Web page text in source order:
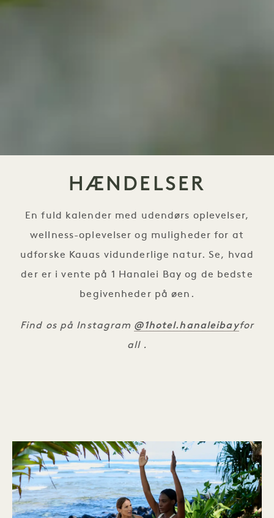
HÆNDELSER
En fuld kalender med udendørs oplevelser,
wellness-oplevelser og muligheder for at
udforske Kauas vidunderlige natur. Se, hvad
der er i vente på 1 Hanalei Bay og de bedste
begivenheder på øen.
Find os på Instagram @1hotel.hanaleibayfor
all .